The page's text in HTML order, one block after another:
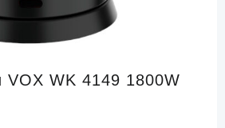
VOX WK 4149 1800W